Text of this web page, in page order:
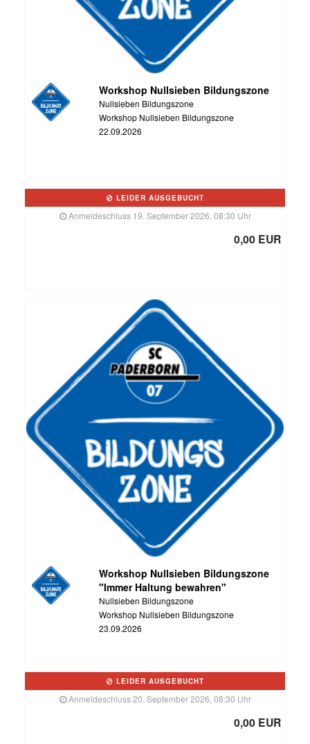
Workshop Nullsieben Bildungszone
Nullsieben Bildungszone
Workshop Nullsieben Bildungszone
22.09.2026
LEIDER AUSGEBUCHT
Anmeldeschluss 19. September 2026, 08:30 Uhr
0,00 EUR
Workshop Nullsieben Bildungszone
"Immer Haltung bewahren"
Nullsieben Bildungszone
Workshop Nullsieben Bildungszone
23.09.2026
LEIDER AUSGEBUCHT
Anmeldeschluss 20. September 2026, 08:30 Uhr
0,00 EUR